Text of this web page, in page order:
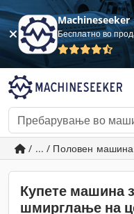
Machineseeker
/ ... / Половен машина
Купете машина
шмирглање на